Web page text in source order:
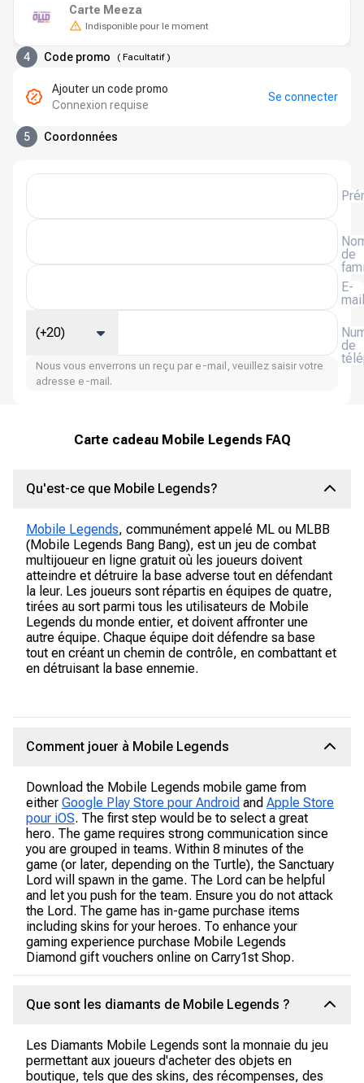
Carte Meeza
Indisponible pour le moment
4 Code promo ( Facultatif)
Ajouter un code promo
Connexion requise
Se connecter
5 Coordonnées
de
E-
mail
de
(+20)
Nous vous enverrons un reçu par e-mail, veuillez saisir votre
adresse e-mail.
Carte cadeau Mobile Legends FAQ
Qu'est-ce que Mobile Legends?
Mobile Legends, communément appelé ML ou MLBB
(Mobile Legends Bang Bang), est un jeu de combat
multijoueur en ligne gratuit où les joueurs doivent
atteindre et détruire la base adverse tout en défendant
la leur. Les joueurs sont répartis en équipes de quatre,
tirées au sort parmi tous les utilisateurs de Mobile
Legends du monde entier, et doivent affronter une
autre équipe. Chaque équipe doit défendre sa base
tout en créant un chemin de contrôle, en combattant et
en détruisant la base ennemie.
Comment jouer à Mobile Legends
Download the Mobile Legends mobile game from
either Google Play Store pour Android and Apple Store
pour iOS. The first step would be to select a great
hero. The game requires strong communication since
you are grouped in teams. Within 8 minutes of the
game (or later, depending on the Turtle), the Sanctuary
Lord will spawn in the game. The Lord can be helpful
and let you push for the team. Ensure you do not attack
the Lord. The game has in-game purchase items
including skins for your heroes. To enhance your
gaming experience purchase Mobile Legends
Diamond gift vouchers online on Carry1st Shop.
Que sont les diamants de Mobile Legends ?
Les Diamants Mobile Legends sont la monnaie du jeu
permettant aux joueurs d'acheter des objets en
boutique, tels que des skins, des récompenses, des